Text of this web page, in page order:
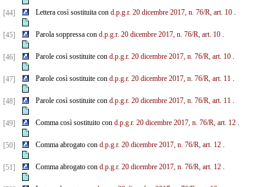
[44] Lettera così sostituita con d.p.g.r. 20 dicembre 2017, n. 76/R, art. 10.
[45] Parola soppressa con d.p.g.r. 20 dicembre 2017, n. 76/R, art. 10.
[46] Parole così sostituite con d.p.g.r. 20 dicembre 2017, n. 76/R, art. 10.
[47] Parole così sostituite con d.p.g.r. 20 dicembre 2017, n. 76/R, art. 11.
[48] Parole così sostituite con d.p.g.r. 20 dicembre 2017, n. 76/R, art. 11.
[49] Comma così sostituito con d.p.g.r. 20 dicembre 2017, n. 76/R, art. 12.
[50] Comma abrogato con d.p.g.r. 20 dicembre 2017, n. 76/R, art. 12.
[51] Comma abrogato con d.p.g.r. 20 dicembre 2017, n. 76/R, art. 12.